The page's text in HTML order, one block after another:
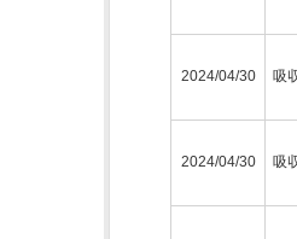
2024/04/30 吸
2024/04/30 吸